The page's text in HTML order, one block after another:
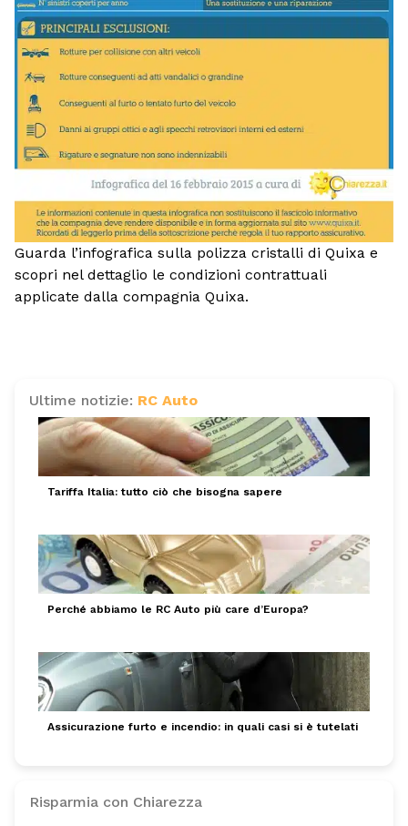
Guarda l’infografica sulla polizza cristalli di Quixa e
scopri nel dettaglio le condizioni contrattuali
applicate dalla compagnia Quixa.
Ultime notizie: RC Auto
Tariffa Italia: tutto ciò che bisogna sapere
Perché abbiamo le RC Auto più care d’Europa?
Assicurazione furto e incendio: in quali casi si è tutelati
Risparmia con Chiarezza